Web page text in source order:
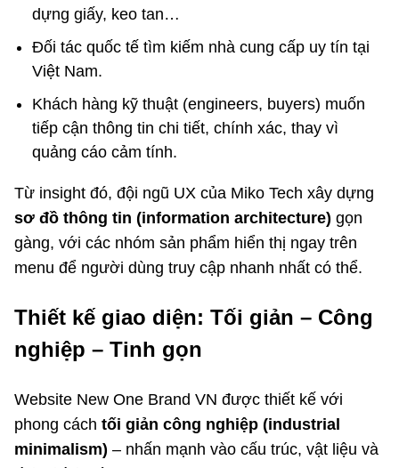
dựng giấy, keo tan…
Đối tác quốc tế tìm kiếm nhà cung cấp uy tín tại
Việt Nam.
Khách hàng kỹ thuật (engineers, buyers) muốn
tiếp cận thông tin chi tiết, chính xác, thay vì
quảng cáo cảm tính.
Từ insight đó, đội ngũ UX của Miko Tech xây dựng
sơ đồ thông tin (information architecture) gọn
gàng, với các nhóm sản phẩm hiển thị ngay trên
menu để người dùng truy cập nhanh nhất có thể.
Thiết kế giao diện: Tối giản – Công
nghiệp – Tinh gọn
Website New One Brand VN được thiết kế với
phong cách tối giản công nghiệp (industrial
minimalism) – nhấn mạnh vào cấu trúc, vật liệu và